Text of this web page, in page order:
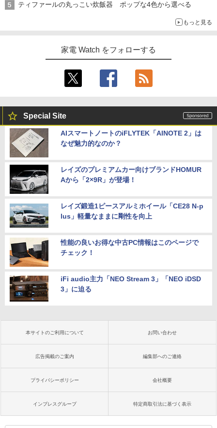
ティファールの丸っこい炊飯器 ポップな4色から選べる
もっと見る
家電 Watch をフォローする
Special Site
AIスマートノートのiFLYTEK「AINOTE 2」は
なぜ魅力的なのか？
レイズのプレミアムカー向けブランドHOMUR
Aから「2×9R」が登場！
レイズ鍛造1ピースアルミホイール「CE28 N-p
lus」軽量なままに剛性を向上
性能の良いお得な中古PC情報はこのページで
チェック！
iFi audio主力「NEO Stream 3」「NEO iDSD
3」に迫る
本サイトのご利用について お問い合わせ
広告掲載のご案内 編集部へのご連絡
プライバシーポリシー 会社概要
インプレスグループ 特定商取引法に基づく表示